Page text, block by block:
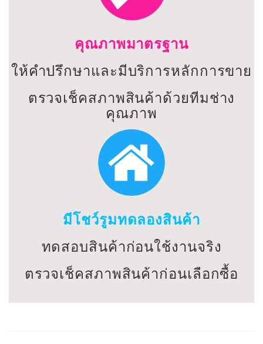
คุณภาพมาตรฐาน
ให้คำปรึกษาและมีบริการหลักการขาย
ตรวจเช็คสภาพสินค้าด้วยทีมช่าง
คุณภาพ
มีโชว์รูมทดลองสินค้า
ทดสอบสินค้าก่อนใช้งานจริง
ตรวจเช็คสภาพสินค้าก่อนเลือกซื้อ